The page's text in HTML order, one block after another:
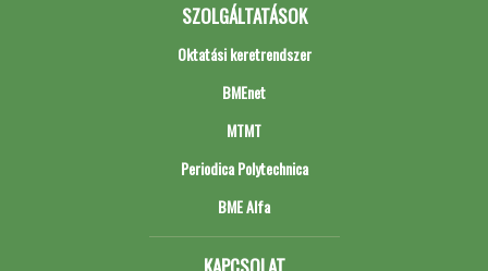
SZOLGÁLTATÁSOK
Oktatási keretrendszer
BMEnet
MTMT
Periodica Polytechnica
BME Alfa